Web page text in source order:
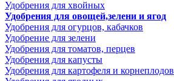
Удобрения для хвойных
Удобрения для овощей,зелени и ягод
Удобрения для огурцов, кабачков
Удобрение для зелени
Удобрения для томатов, перцев
Удобрения для капусты
Удобрения для картофеля и корнеплодов